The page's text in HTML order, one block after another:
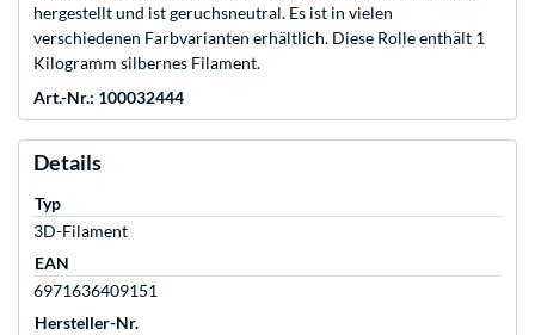
hergestellt und ist geruchsneutral. Es ist in vielen
verschiedenen Farbvarianten erhältlich. Diese Rolle enthält 1
Kilogramm silbernes Filament.
Art.-Nr.: 100032444
Details
Typ
3D-Filament
EAN
6971636409151
Hersteller-Nr.